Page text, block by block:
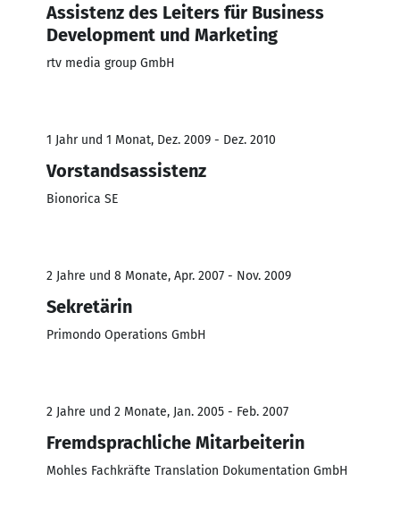
Assistenz des Leiters für Business
Development und Marketing
rtv media group GmbH
1 Jahr und 1 Monat, Dez. 2009 - Dez. 2010
Vorstandsassistenz
Bionorica SE
2 Jahre und 8 Monate, Apr. 2007 - Nov. 2009
Sekretärin
Primondo Operations GmbH
2 Jahre und 2 Monate, Jan. 2005 - Feb. 2007
Fremdsprachliche Mitarbeiterin
Mohles Fachkräfte Translation Dokumentation GmbH